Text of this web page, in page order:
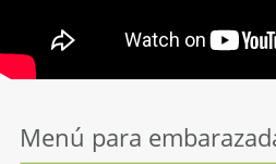
Menú para